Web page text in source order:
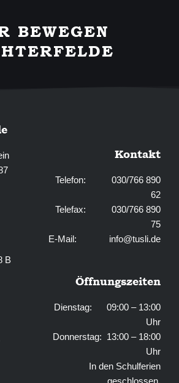
o
o
k
-
g
r
a
m
BEWEGEN
B
Kontakt
Telefon: 030/766 890
62
Telefax: 030/766 890
75
E-Mail: info@tusli.de
Öffnungszeiten
Dienstag: 09:00 – 13:00
Uhr
Donnerstag: 13:00 – 18:00
Uhr
In den Schulferien
geschlossen.